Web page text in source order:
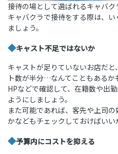
接待の場として選ばれるキャバク
キャバクラで接待をする際は、
ましょう。
◆キャスト不足ではないか
キャストが足りていないお店だ
ト数が半分…なんてこともあるか
HPなどで確認して、在籍数や出
ようにしましょう。
また可能であれば、客先や上司
かなどもチェックしておけばいい
◆予算内にコストを抑える